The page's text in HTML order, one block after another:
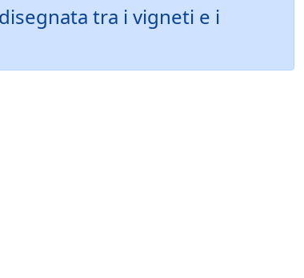
tra i vigneti e i